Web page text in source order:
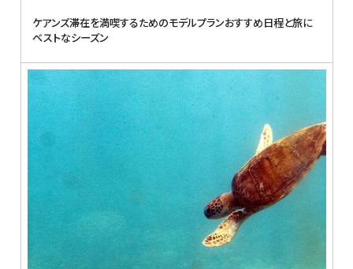
ケアンズ滞在を満喫するためのモデルプランおすすめ日程と旅に
ベストなシーズン